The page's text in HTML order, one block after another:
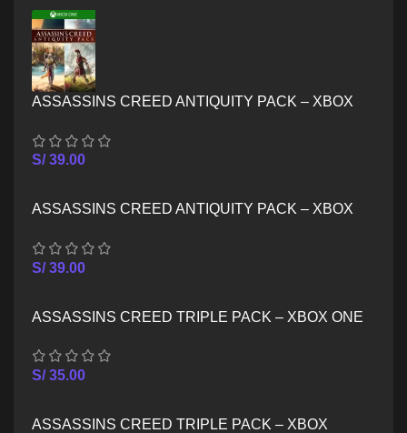
ASSASSINS CREED ANTIQUITY PACK – XBOX
S/39.00
ASSASSINS CREED ANTIQUITY PACK – XBOX
S/39.00
ASSASSINS CREED TRIPLE PACK – XBOX ONE
S/35.00
ASSASSINS CREED TRIPLE PACK – XBOX